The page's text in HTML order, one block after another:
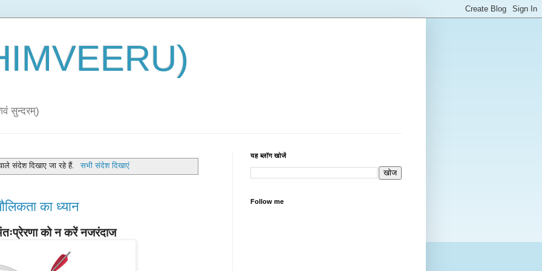
सुन्दरम्)
संदेश दिखाए जा रहे हैं. सभी संदेश दिखाएं
का ध्यान
को न करें नजरंदाज
यह ब्लॉग खोजें
Follow me